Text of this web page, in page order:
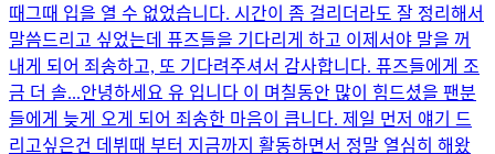
때그때 입을 열 수 없었습니다. 시간이 좀 걸리더라도 잘 정리해서
말씀드리고 싶었는데 퓨즈들을 기다리게 하고 이제서야 말을 꺼
내게 되어 죄송하고, 또 기다려주셔서 감사합니다. 퓨즈들에게 조
금 더 솔...안녕하세요 유 입니다 이 며칠동안 많이 힘드셨을 팬분
들에게 늦게 오게 되어 죄송한 마음이 큽니다. 제일 먼저 얘기 드
리고싶은건 데뷔때 부터 지금까지 활동하면서 정말 열심히 해왔